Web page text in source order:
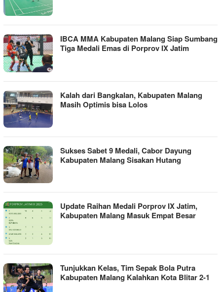
IBCA MMA Kabupaten Malang Siap Sumbang
Tiga Medali Emas di Porprov IX Jatim
Kalah dari Bangkalan, Kabupaten Malang
Masih Optimis bisa Lolos
Sukses Sabet 9 Medali, Cabor Dayung
Kabupaten Malang Sisakan Hutang
Update Raihan Medali Porprov IX Jatim,
Kabupaten Malang Masuk Empat Besar
Tunjukkan Kelas, Tim Sepak Bola Putra
Kabupaten Malang Kalahkan Kota Blitar 2-1